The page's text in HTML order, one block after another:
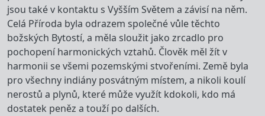
jsou také v kontaktu s Vyšším Světem a závisí na něm.
Celá Příroda byla odrazem společné vůle těchto
božských Bytostí, a měla sloužit jako zrcadlo pro
pochopení harmonických vztahů. Člověk měl žít v
harmonii se všemi pozemskými stvořeními. Země byla
pro všechny indiány posvátným místem, a nikoli koulí
nerostů a plynů, které může využít kdokoli, kdo má
dostatek peněz a touží po dalších.